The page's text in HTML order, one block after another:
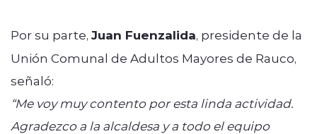
Por su parte, Juan Fuenzalida, presidente de la
Unión Comunal de Adultos Mayores de Rauco,
señaló:
“Me voy muy contento por esta linda actividad.
Agradezco a la alcaldesa y a todo el equipo